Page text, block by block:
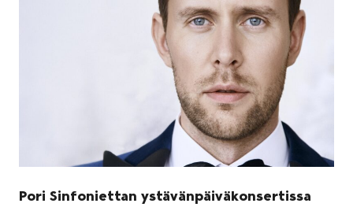
Pori Sinfoniettan ystävänpäiväkonsertissa